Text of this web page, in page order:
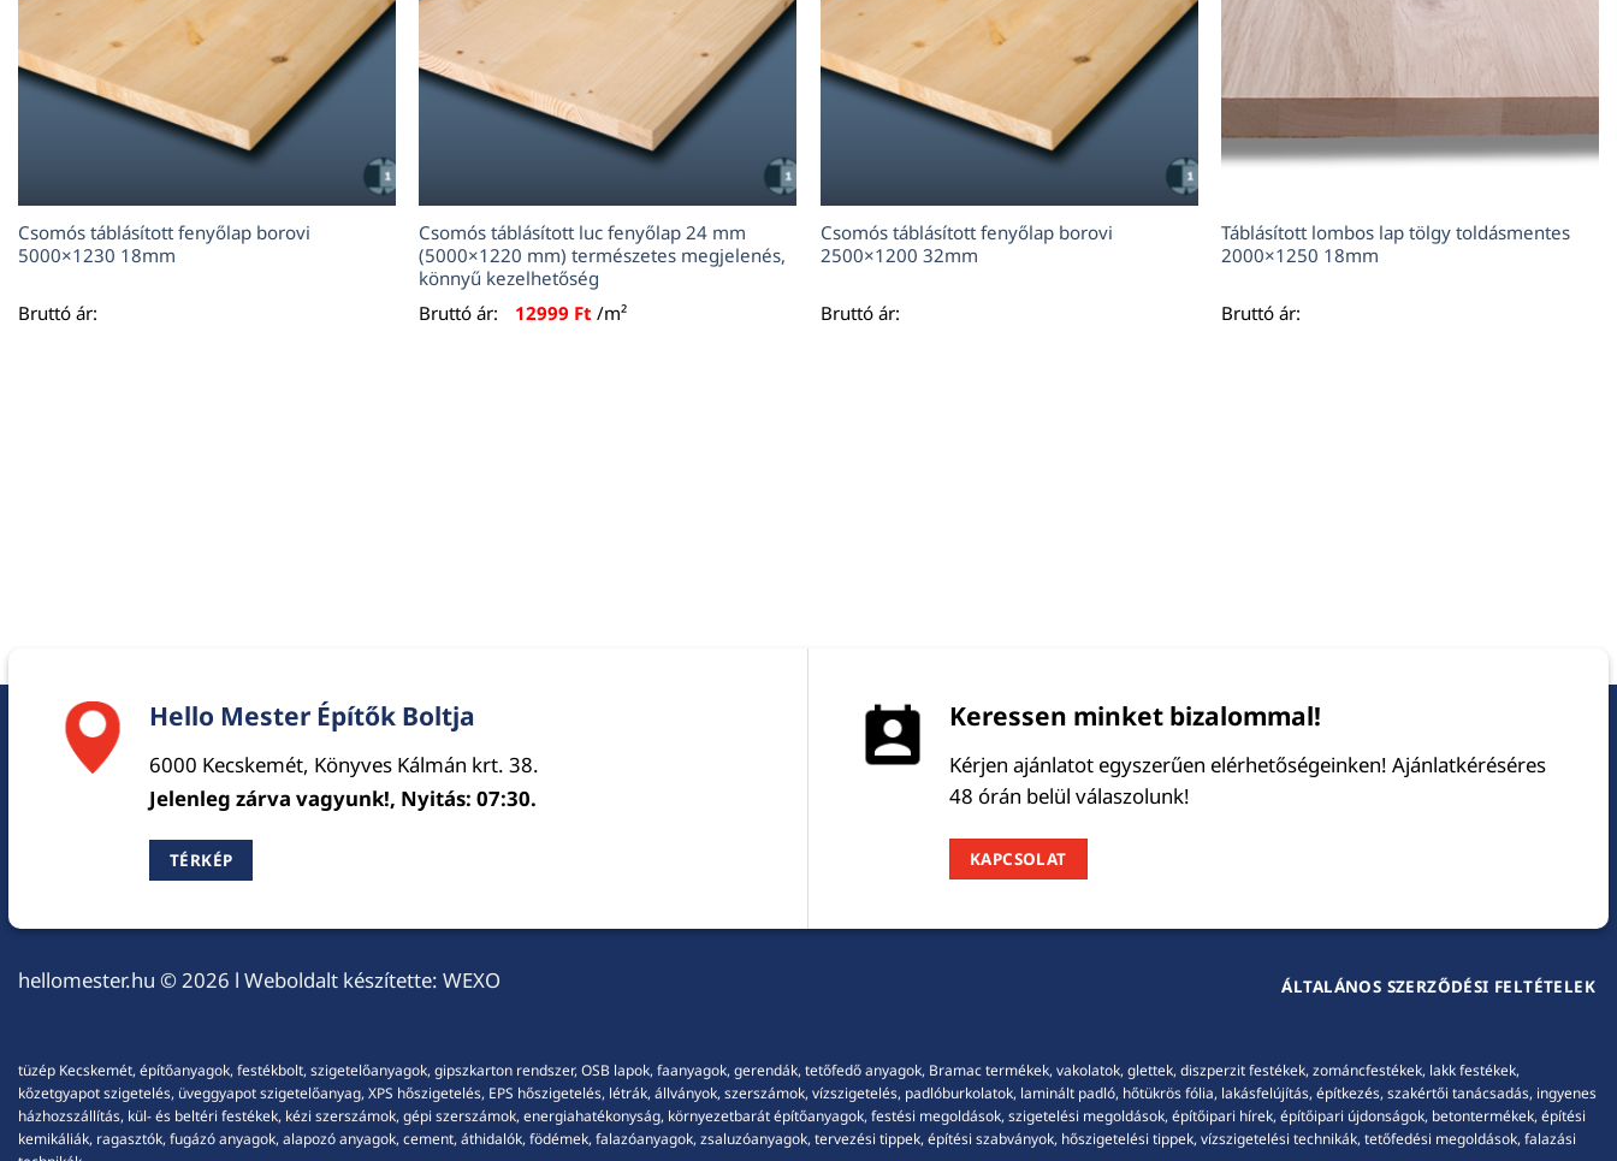
Csomós táblásított fenyőlap borovi
5000×1230 18mm
Bruttó ár:
Csomós táblásított luc fenyőlap 24 mm
(5000×1220 mm) természetes megjelenés,
könnyű kezelhetőség
Bruttó ár:
12999 Ft /m²
Csomós táblásított fenyőlap borovi
2500×1200 32mm
Bruttó ár:
Táblásított lombos lap tölgy toldásmentes
2000×1250 18mm
Bruttó ár:
Hello Mester Építők Boltja
6000 Kecskemét, Könyves Kálmán krt. 38.
Jelenleg zárva vagyunk!, Nyitás: 07:30.
TÉRKÉP
Keressen minket bizalommal!
Kérjen ajánlatot egyszerűen elérhetőségeinken! Ajánlatkéréséres
48 órán belül válaszolunk!
KAPCSOLAT
hellomester.hu © 2026 l Weboldalt készítette: WEXO ÁLTALÁNOS SZERZŐDÉSI FELTÉTELEK
tüzép Kecskemét, építőanyagok, festékbolt, szigetelőanyagok, gipszkarton rendszer, OSB lapok, faanyagok, gerendák, tetőfedő anyagok, Bramac termékek, vakolatok, glettek, diszperzit festékek, zománcfestékek, lakk festékek,
kőzetgyapot szigetelés, üveggyapot szigetelőanyag, XPS hőszigetelés, EPS hőszigetelés, létrák, állványok, szerszámok, vízszigetelés, padlóburkolatok, laminált padló, hőtükrös fólia, lakásfelújítás, építkezés, szakértői tanácsadás, ingyenes
házhozszállítás, kül- és beltéri festékek, kézi szerszámok, gépi szerszámok, energiahatékonyság, környezetbarát építőanyagok, festési megoldások, szigetelési megoldások, építőipari hírek, építőipari újdonságok, betontermékek, építési
kemikáliák, ragasztók, fugázó anyagok, alapozó anyagok, cement, áthidalók, födémek, falazóanyagok, zsaluzóanyagok, tervezési tippek, építési szabványok, hőszigetelési tippek, vízszigetelési technikák, tetőfedési megoldások, falazási